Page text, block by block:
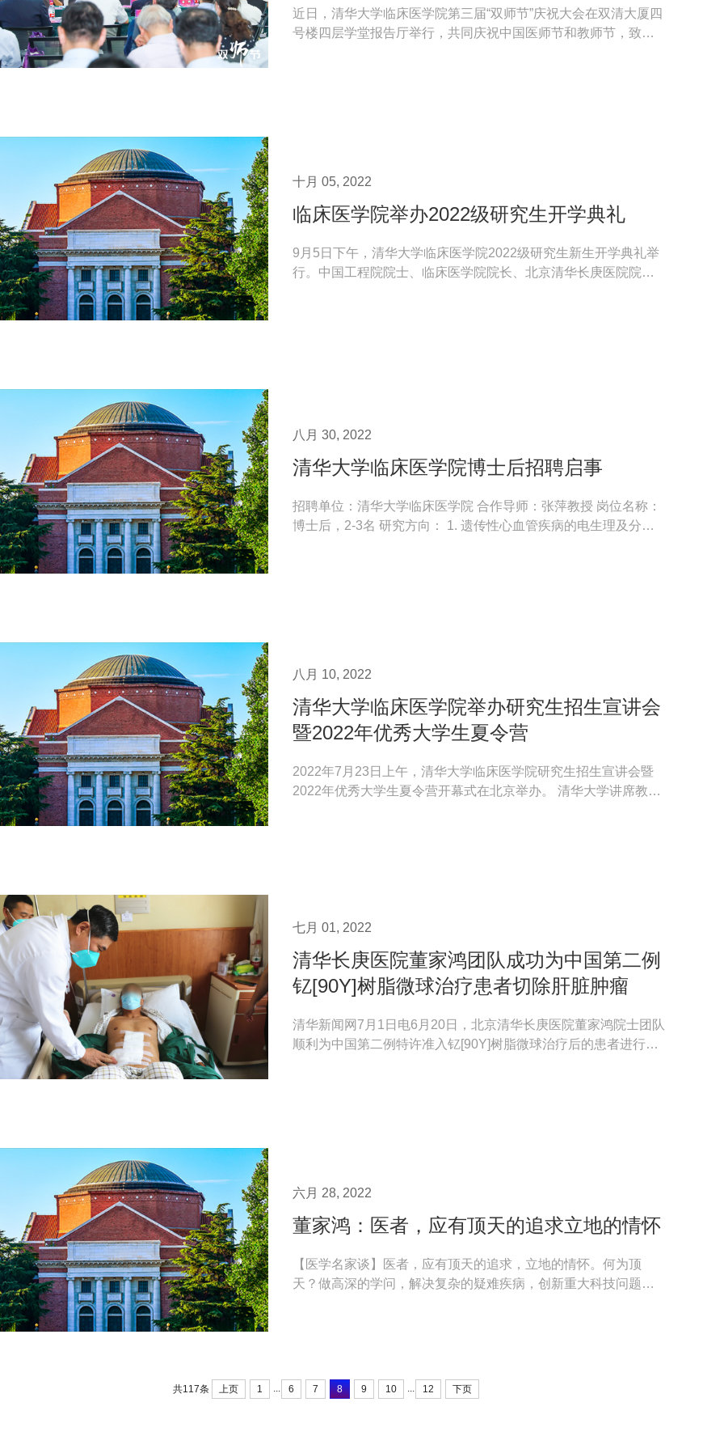
近日，清华大学临床医学院第三届“双师节”庆祝大会在双清大厦四
号楼四层学堂报告厅举行，共同庆祝中国医师节和教师节，致敬
十月 05, 2022
临床医学院举办2022级研究生开学典礼
9月5日下午，清华大学临床医学院2022级研究生新生开学典礼举
行。中国工程院院士、临床医学院院长、北京清华长庚医院院长
八月 30, 2022
清华大学临床医学院博士后招聘启事
招聘单位：清华大学临床医学院 合作导师：张萍教授 岗位名称：
博士后，2-3名 研究方向： 1. 遗传性心血管疾病的电生理及分子
八月 10, 2022
清华大学临床医学院举办研究生招生宣讲会
暨2022年优秀大学生夏令营
2022年7月23日上午，清华大学临床医学院研究生招生宣讲会暨
2022年优秀大学生夏令营开幕式在北京举办。 清华大学讲席教
七月 01, 2022
清华长庚医院董家鸿团队成功为中国第二例
钇[90Y]树脂微球治疗患者切除肝脏肿瘤
清华新闻网7月1日电6月20日，北京清华长庚医院董家鸿院士团队
顺利为中国第二例特许准入钇[90Y]树脂微球治疗后的患者进行治
六月 28, 2022
董家鸿：医者，应有顶天的追求立地的情怀
【医学名家谈】医者，应有顶天的追求，立地的情怀。何为顶
天？做高深的学问，解决复杂的疑难疾病，创新重大科技问题；
共117条 上页 1 ... 6 7 8 9 10 ... 12 下页